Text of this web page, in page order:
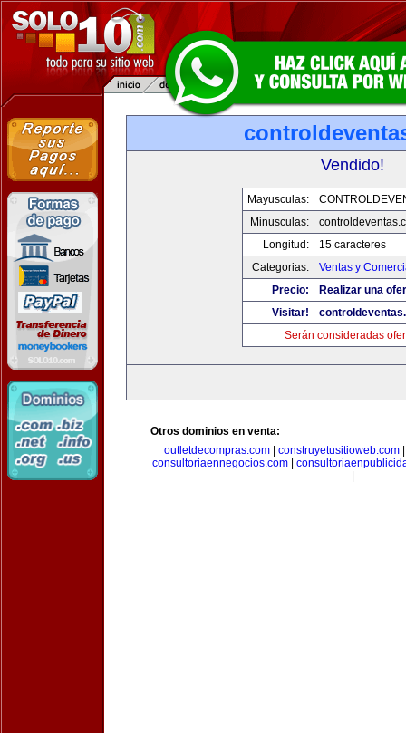
Vendido!
Mayusculas:
Minusculas:
Longitud:
15 caracteres
Categorias:
Ventas y
Precio:
Realizar una
Visitar!
Serán consideradas
Otros dominios en venta:
outletdecompras.com
construyetusitioweb.com
consultoriaennegocios.com|